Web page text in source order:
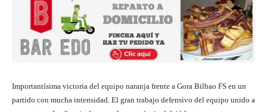
Importantísima victoria del equipo naranja frente a Gora Bilbao FS en un
partido con mucha intensidad. El gran trabajo defensivo del equipo unido a